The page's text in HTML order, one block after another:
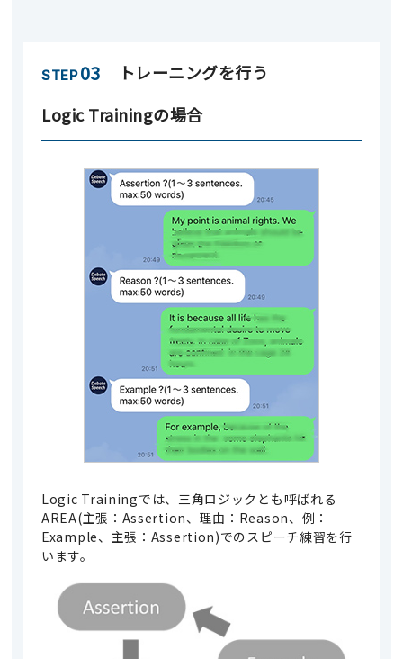
STEP 03
トレーニングを行う
Logic Trainingの場合
Logic Trainingでは、三角ロジックとも呼ばれる
AREA(主張：Assertion、理由：Reason、例：
Example、主張：Assertion)でのスピーチ練習を行
います。